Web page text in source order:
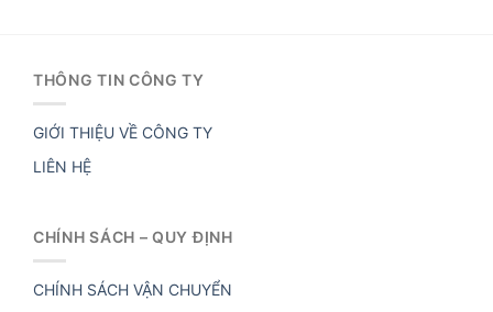
THÔNG TIN CÔNG TY
GIỚI THIỆU VỀ CÔNG TY
LIÊN HỆ
CHÍNH SÁCH – QUY ĐỊNH
CHÍNH SÁCH VẬN CHUYỂN